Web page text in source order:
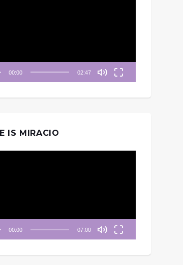
C牆-7號 Wall C-7th
Ministries (USA美國)
00:00 02:47
IS MIRACIO
00:00 07:00